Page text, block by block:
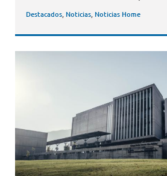
Destacados, Noticias, Noticias Home